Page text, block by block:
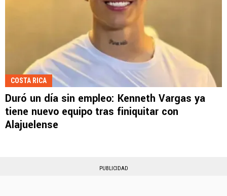
COSTA RICA
Duró un día sin empleo: Kenneth Vargas ya
tiene nuevo equipo tras finiquitar con
Alajuelense
PUBLICIDAD